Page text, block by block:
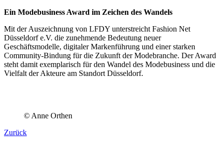
Ein Modebusiness Award im Zeichen des Wandels
Mit der Auszeichnung von LFDY unterstreicht Fashion Net
Düsseldorf e.V. die zunehmende Bedeutung neuer
Geschäftsmodelle, digitaler Markenführung und einer starken
Community-Bindung für die Zukunft der Modebranche. Der Award
steht damit exemplarisch für den Wandel des Modebusiness und die
Vielfalt der Akteure am Standort Düsseldorf.
© Anne Orthen
Zurück